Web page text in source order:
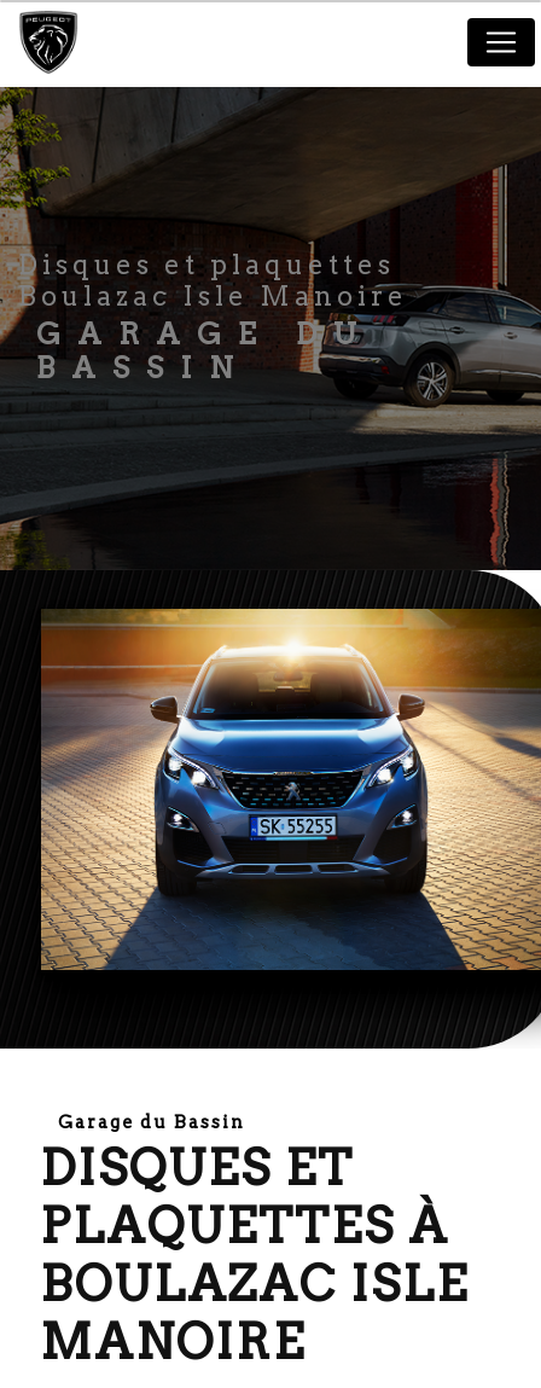
disques et plaquettes
Boulazac Isle Manoire
GARAGE DU
BASSIN
Garage du Bassin
DISQUES ET
PLAQUETTES À
BOULAZAC ISLE
MANOIRE
Panneau de gestion des cookies